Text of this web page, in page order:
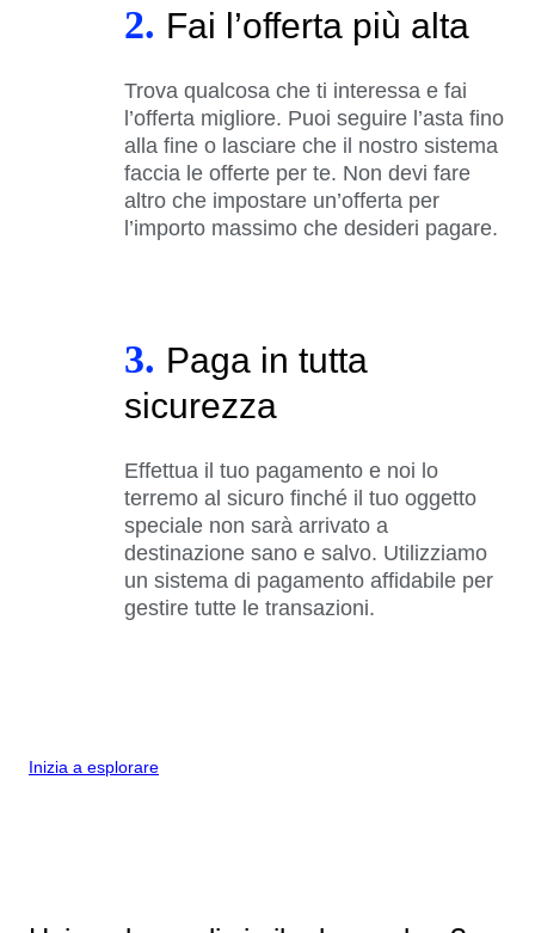
2. Fai l’offerta più alta
Trova qualcosa che ti interessa e fai
l’offerta migliore. Puoi seguire l’asta fino
alla fine o lasciare che il nostro sistema
faccia le offerte per te. Non devi fare
altro che impostare un’offerta per
l’importo massimo che desideri pagare.
3. Paga in tutta
sicurezza
Effettua il tuo pagamento e noi lo
terremo al sicuro finché il tuo oggetto
speciale non sarà arrivato a
destinazione sano e salvo. Utilizziamo
un sistema di pagamento affidabile per
gestire tutte le transazioni.
Inizia a esplorare